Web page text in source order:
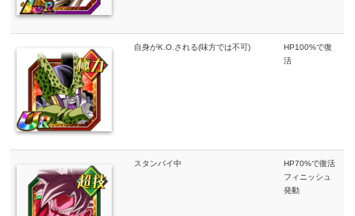
自身がK.O.される(味方では不可)
HP100%で復
活
スタンバイ中
HP70%で復活
フィニッシュ
発動